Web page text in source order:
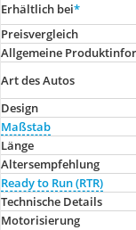
Erhältlich bei*
Preis­vergleich
Allgemeine
Art des Autos
Design
Maßstab
Länge
Altersempfehlung
Ready to Run (RTR)
Technische Details
Motorisierung